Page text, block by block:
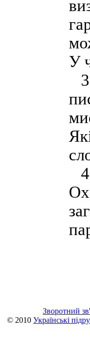
У
Зворотний
© 2010 Українські